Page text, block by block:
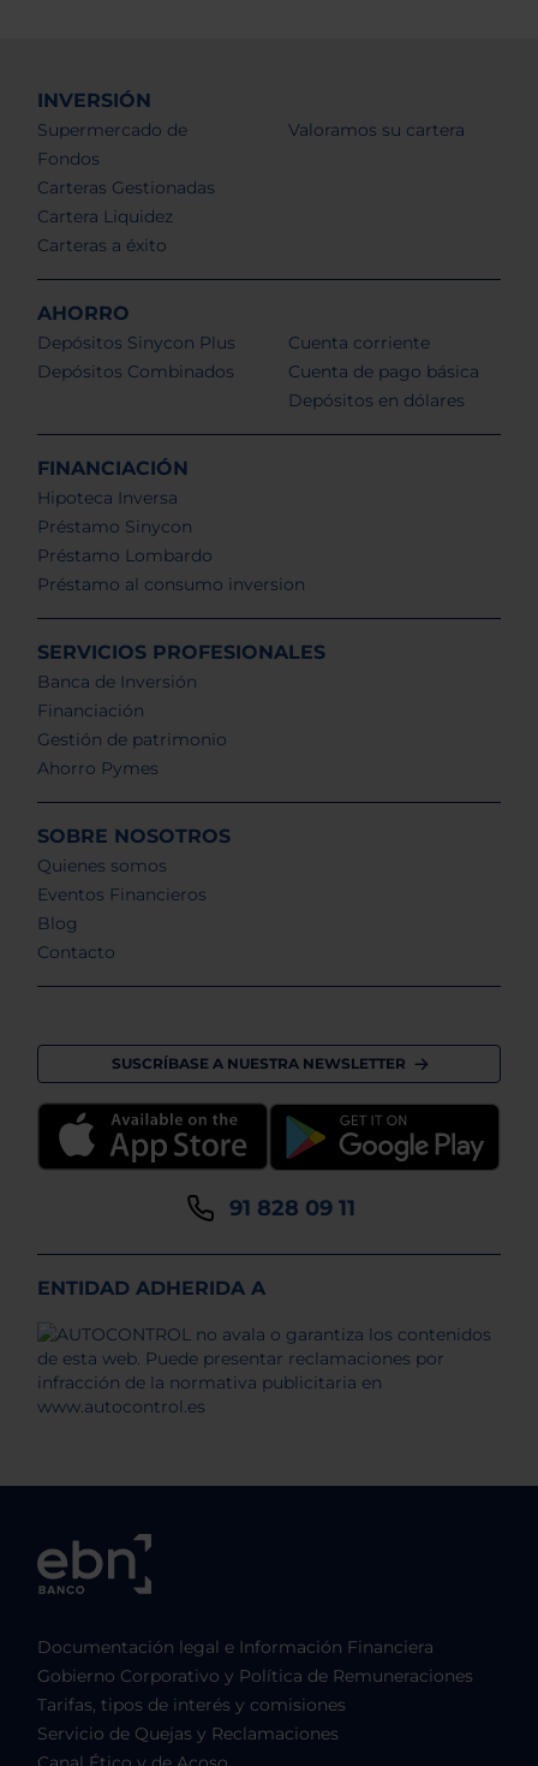
INVERSIÓN
Supermercado de
Fondos
Carteras Gestionadas
Cartera Liquidez
Carteras a éxito
Valoramos su cartera
AHORRO
Depósitos Sinycon Plus
Depósitos Combinados
Cuenta corriente
Cuenta de pago básica
Depósitos en dólares
FINANCIACIÓN
Hipoteca Inversa
Préstamo Sinycon
Préstamo Lombardo
Préstamo al consumo inversion
SERVICIOS PROFESIONALES
Banca de Inversión
Financiación
Gestión de patrimonio
Ahorro Pymes
SOBRE NOSOTROS
Quienes somos
Eventos Financieros
Blog
Contacto
SUSCRÍBASE A NUESTRA NEWSLETTER
91 828 09 11
ENTIDAD ADHERIDA A
Documentación legal e Información Financiera
Gobierno Corporativo y Política de Remuneraciones
Tarifas, tipos de interés y comisiones
Servicio de Quejas y Reclamaciones